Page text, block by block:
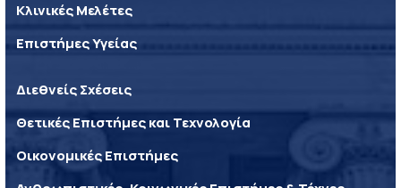
Κλινικές Μελέτες
Επιστήμες Υγείας
Διεθνείς Σχέσεις
Θετικές Επιστήμες και Τεχνολογία
Οικονομικές Επιστήμες